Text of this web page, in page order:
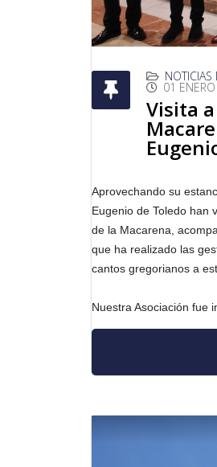
NOTICIAS
01
Visita
Aprovechando su
Eugenio de Toledo han
de la Macarena,
que ha realizado las
cantos gregorianos a
Nuestra Asociación fue